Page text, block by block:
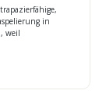
in
weil